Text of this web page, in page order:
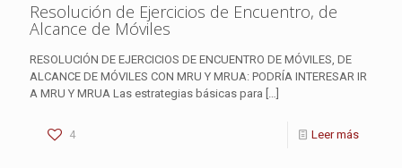
Resolución de Ejercicios de Encuentro, de
Alcance de Móviles
RESOLUCIÓN DE EJERCICIOS DE ENCUENTRO DE MÓVILES, DE
ALCANCE DE MÓVILES CON MRU Y MRUA: PODRÍA INTERESAR IR
A MRU Y MRUA Las estrategias básicas para […]
4 Leer más